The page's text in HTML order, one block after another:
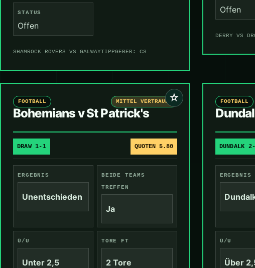
STATUS
Offen
SHAMROCK ROVERS VS GALWAYTIPPGEBER: CS
Offen
DERRY VS
☆
FOOTBALL MITTEL VERTRAUEN
Bohemians v St Patrick's
DRAW 1-1 QUOTEN 5.80
ERGEBNIS
Unentschieden
BEIDE TEAMS
TREFFEN
Ja
Ü/U
Unter 2,5
TORE FT
2 Tore
FOOTBALL
DUNDALK
ERGEBNIS
Ü/U
Über